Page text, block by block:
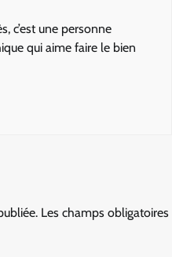
c’est une personne
qui aime faire le bien
Les champs obligatoires